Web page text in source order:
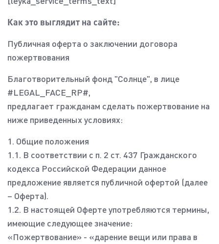
Как это выглядит на сайте:
Публичная оферта о заключении договора
пожертвования
Благотворительный фонд "Солнце", в лице
#LEGAL_FACE_RP#,
предлагает гражданам сделать пожертвование на
ниже приведенных условиях:
1. Общие положения
1.1. В соответствии с п. 2 ст. 437 Гражданского
кодекса Российской Федерации данное
предложение является публичной офертой (далее
– Оферта).
1.2. В настоящей Оферте употребляются термины,
имеющие следующее значение:
«Пожертвование» - «дарение вещи или права в